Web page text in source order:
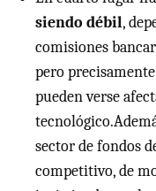
siendo débil,
comisiones
pero
pueden verse
sector de fondos
competitivo, de